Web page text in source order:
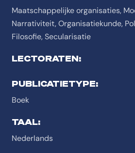
Maatschappelijke organisaties,
Narrativiteit, Organisatiekunde,
Filosofie, Secularisatie
LECTORATEN:
PUBLICATIETYPE:
Boek
TAAL:
Nederlands